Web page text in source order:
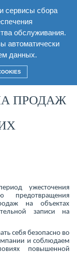
сервисы сбора
обслуживания.
автоматически
данных.
RU
на период
ПРОДАЖ
ужесточения
предотвращения
на объектах
записи на
себя безопасно во
и соблюдаем
повышенной